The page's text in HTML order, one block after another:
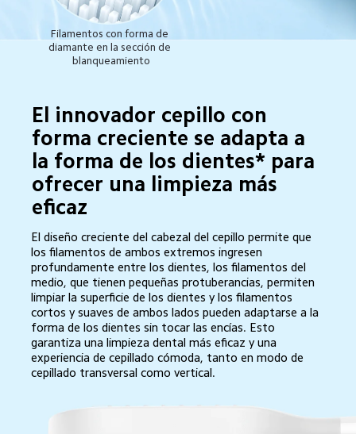
Filamentos con forma de
diamante en la sección de
blanqueamiento
El innovador cepillo con
forma creciente se adapta a
la forma de los dientes* para
ofrecer una limpieza más
eficaz
El diseño creciente del cabezal del cepillo permite que
los filamentos de ambos extremos ingresen
profundamente entre los dientes, los filamentos del
medio, que tienen pequeñas protuberancias, permiten
limpiar la superficie de los dientes y los filamentos
cortos y suaves de ambos lados pueden adaptarse a la
forma de los dientes sin tocar las encías. Esto
garantiza una limpieza dental más eficaz y una
experiencia de cepillado cómoda, tanto en modo de
cepillado transversal como vertical.